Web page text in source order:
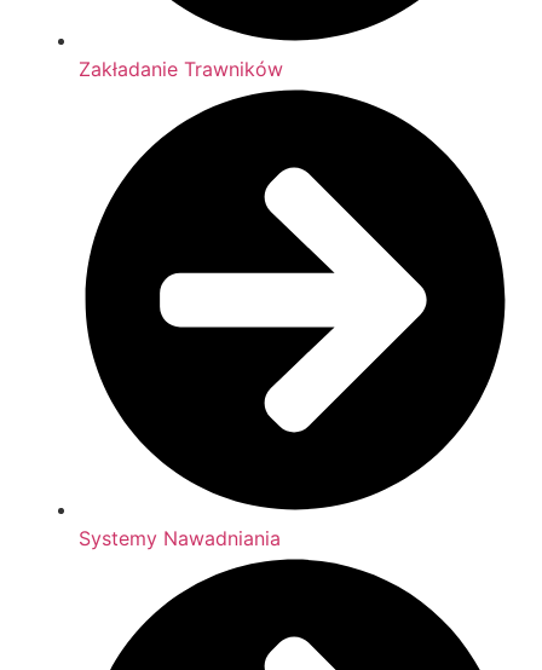
Zakładanie Trawników
Systemy Nawadniania